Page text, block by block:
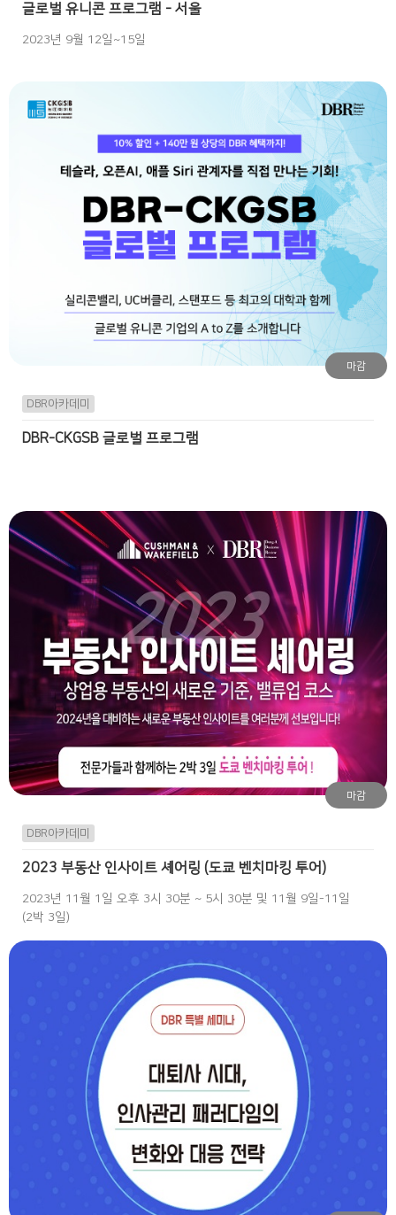
글로벌 유니콘 프로그램 - 서울
2023년 9월 12일~15일
마감
DBR아카데미
DBR-CKGSB 글로벌 프로그램
마감
DBR아카데미
2023 부동산 인사이트 셰어링 (도쿄 벤치마킹 투어)
2023년 11월 1일 오후 3시 30분 ~ 5시 30분 및 11월 9일-11일
(2박 3일)